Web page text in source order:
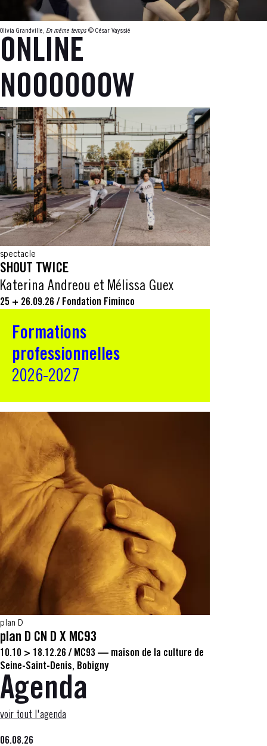
Olivia Grandville, En même temps © César Vayssié
ONLINE
NOOOOOOW
spectacle
SHOUT TWICE
Katerina Andreou et Mélissa Guex
25 + 26.09.26 / Fondation Fiminco
Formations
professionnelles
2026-2027
plan D
plan D CN D X MC93
10.10 > 18.12.26 / MC93 — maison de la culture de
Seine-Saint-Denis, Bobigny
Agenda
voir tout l'agenda
06.08.26